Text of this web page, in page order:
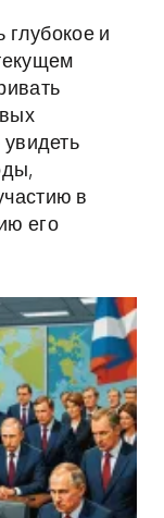
глубокое и
в
его